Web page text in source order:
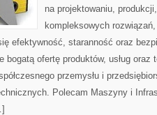
na projektowaniu,
kompleksowych
efektywność, staranność oraz
bogatą ofertę produktów, usług oraz
przemysłu i
Polecam Maszyny i